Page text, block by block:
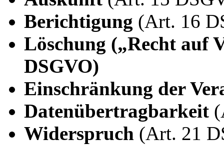
Berichtigung (Art. 16
Löschung („Recht auf
DSGVO)
Einschränkung der
Datenübertragbarkeit
Widerspruch (Art. 21